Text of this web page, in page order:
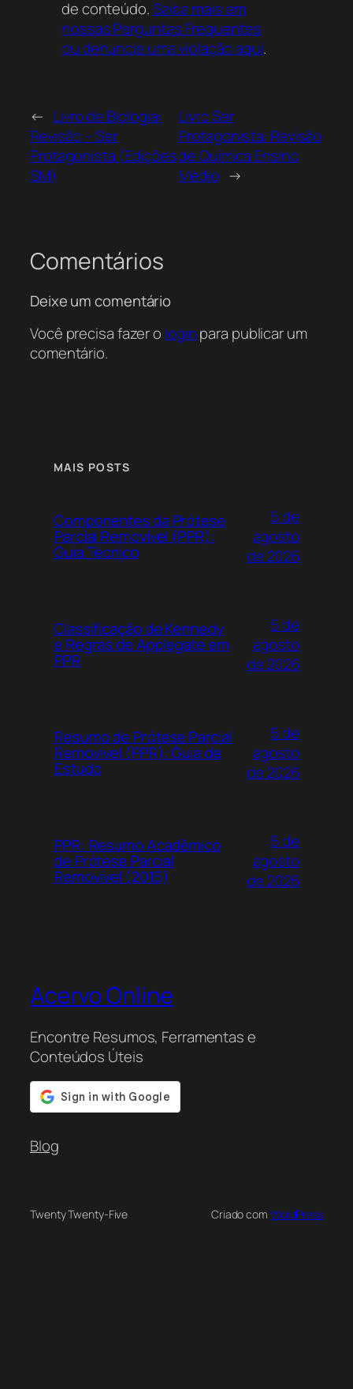
de conteúdo.Saiba mais em
nossas Perguntas Frequentes
ou denuncie uma violação aqui.
← Livro de Biologia:
Revisão – Ser
Protagonista (Edições
SM)
Livro Ser
Protagonista: Revisão
de Química Ensino
Médio →
Comentários
Deixe um comentário
Você precisa fazer o loginpara publicar um
comentário.
MAIS POSTS
Componentes da Prótese
Parcial Removível (PPR):
Guia Técnico
5 de
agosto
de 2026
Classificação de Kennedy
e Regras de Applegate em
PPR
5 de
agosto
de 2026
Resumo de Prótese Parcial
Removível (PPR): Guia de
Estudo
5 de
agosto
de 2026
PPR: Resumo Acadêmico
de Prótese Parcial
Removível (2015)
5 de
agosto
de 2026
Acervo Online
Encontre Resumos, Ferramentas e
Conteúdos Úteis
Blog
Twenty Twenty-Five Criado com WordPress